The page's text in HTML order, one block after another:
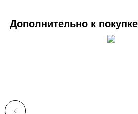
Дополнительно к покупке